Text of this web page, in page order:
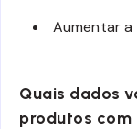
Aumentar a
Quais dados
produtos com